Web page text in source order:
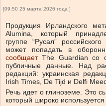
[09:50 25 марта 2026 года ]
Продукция Ирландского
Alumina, который
группе “Русал”
может попадать в
сообщает The Guardian со
публичные данные.
Над
редакций: украинская
Irish Times, De Tijd и Delfi
Речь идет о глиноземе. Это
который широко